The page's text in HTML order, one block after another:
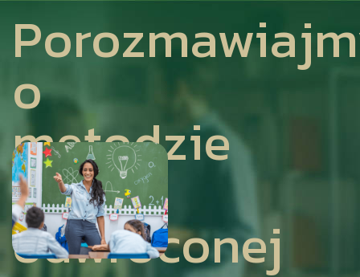
o
metodzie
klasy
odwroconej